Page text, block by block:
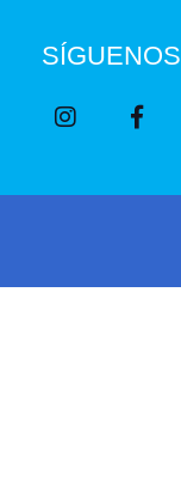
SÍGUENOS